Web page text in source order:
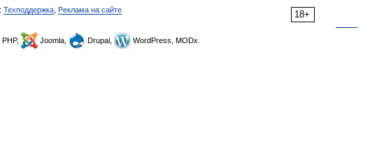
18+
Техподдержка Реклама на сайте
Joomla, Drupal, WordPress, MODx.